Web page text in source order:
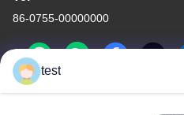
86-0755-00000000
test